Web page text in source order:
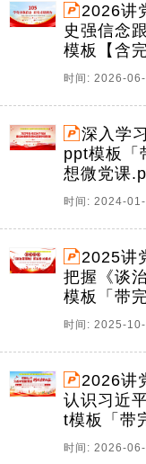
2026讲
史强信念
模板【含
时间: 2026-
深入学
ppt模板「
想微党课
时间: 2024-
2025讲
把握《谈
模板「带
时间: 2025-
2026讲
认识习近
t模板「带
时间: 2026-